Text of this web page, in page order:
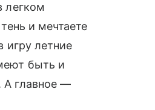
легком
и мечтаете
игру летние
быть и
А главное —